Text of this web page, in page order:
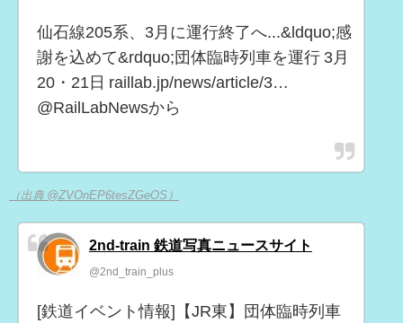
仙石線205系、3月に運行終了へ...&ldquo;感
謝を込めて&rdquo;団体臨時列車を運行 3月
20・21日 raillab.jp/news/article/3…
@RailLabNewsから
（出典 @ZVOnEP6tesZGeOS）
2nd-train 鉄道写真ニュースサイト
@2nd_train_plus
[鉄道イベント情報]【JR東】団体臨時列車